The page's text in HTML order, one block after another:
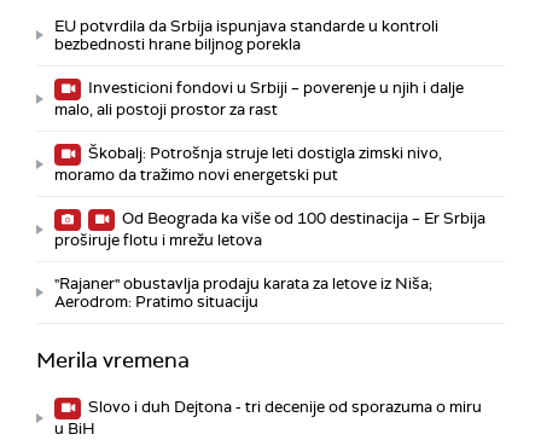
EU potvrdila da Srbija ispunjava standarde u kontroli
bezbednosti hrane biljnog porekla
Investicioni fondovi u Srbiji – poverenje u njih i dalje
malo, ali postoji prostor za rast
Škobalj: Potrošnja struje leti dostigla zimski nivo,
moramo da tražimo novi energetski put
Od Beograda ka više od 100 destinacija – Er Srbija
proširuje flotu i mrežu letova
"Rajaner" obustavlja prodaju karata za letove iz Niša;
Aerodrom: Pratimo situaciju
Merila vremena
Slovo i duh Dejtona - tri decenije od sporazuma o miru
u BiH